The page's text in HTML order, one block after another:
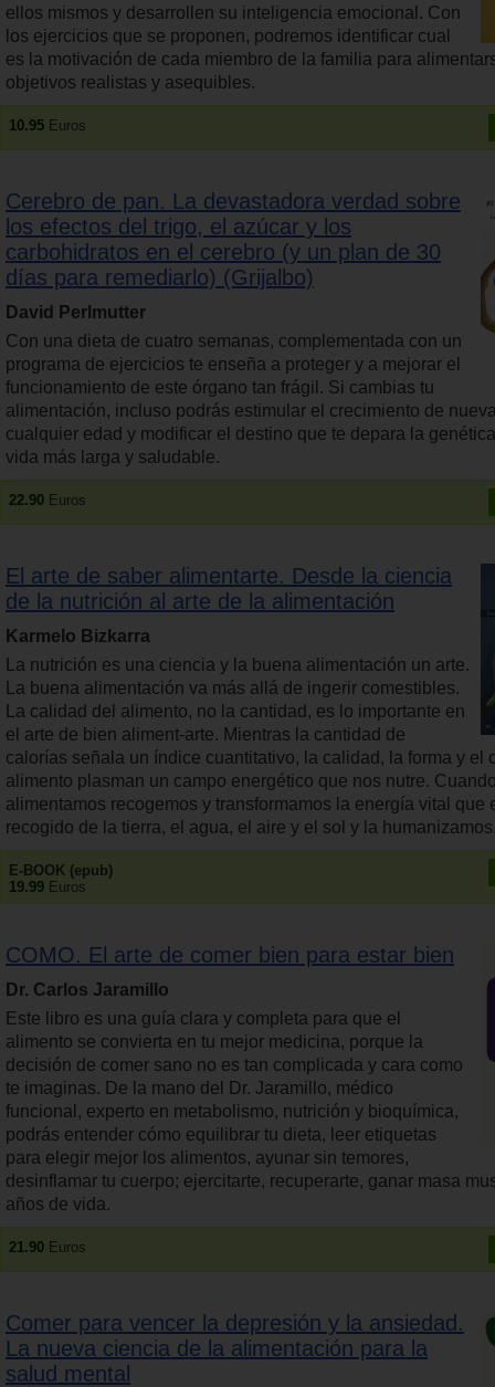
ellos mismos y desarrollen su inteligencia emocional. Con
los ejercicios que se proponen, podremos identificar cual
es la motivación de cada miembro de la familia para
objetivos realistas y asequibles.
10.95 Euros
Cerebro de pan. La devastadora verdad sobre
los efectos del trigo, el azúcar y los
carbohidratos en el cerebro (y un plan de 30
días para remediarlo) (Grijalbo)
David Perlmutter
Con una dieta de cuatro semanas, complementada con un
programa de ejercicios te enseña a proteger y a mejorar el
funcionamiento de este órgano tan frágil. Si cambias tu
alimentación, incluso podrás estimular el crecimiento de
cualquier edad y modificar el destino que te depara la
vida más larga y saludable.
22.90 Euros
El arte de saber alimentarte. Desde la ciencia
de la nutrición al arte de la alimentación
Karmelo Bizkarra
La nutrición es una ciencia y la buena alimentación un arte.
La buena alimentación va más allá de ingerir comestibles.
La calidad del alimento, no la cantidad, es lo importante en
el arte de bien aliment-arte. Mientras la cantidad de
calorías señala un índice cuantitativo, la calidad, la forma y el
alimento plasman un campo energético que nos nutre.
alimentamos recogemos y transformamos la energía vital que
recogido de la tierra, el agua, el aire y el sol y la
E-BOOK (epub)
19.99 Euros
COMO. El arte de comer bien para estar bien
Dr. Carlos Jaramillo
Este libro es una guía clara y completa para que el
alimento se convierta en tu mejor medicina, porque la
decisión de comer sano no es tan complicada y cara como
te imaginas. De la mano del Dr. Jaramillo, médico
funcional, experto en metabolismo, nutrición y bioquímica,
podrás entender cómo equilibrar tu dieta, leer etiquetas
para elegir mejor los alimentos, ayunar sin temores,
desinflamar tu cuerpo; ejercitarte, recuperarte, ganar masa
años de vida.
21.90 Euros
Comer para vencer la depresión y la ansiedad.
La nueva ciencia de la alimentación para la
salud mental